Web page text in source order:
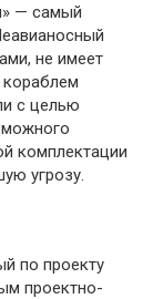
— самый
не имеет
кораблем
с целью
комплектации
угрозу.
по проекту
проектно-